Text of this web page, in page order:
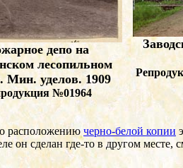
депо на
лесопильном
Мин. уделов. 1909
№01964
расположению черно-белой копии
он сделан где-то в другом месте,